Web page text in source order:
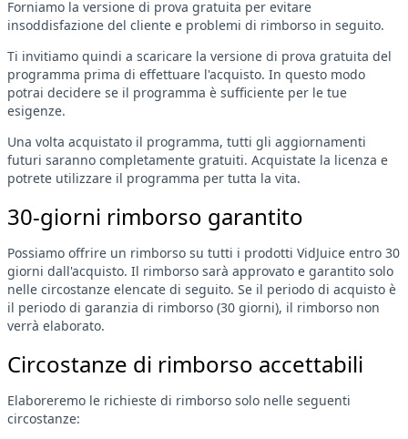
Forniamo la versione di prova gratuita per evitare
insoddisfazione del cliente e problemi di rimborso in seguito.
Ti invitiamo quindi a scaricare la versione di prova gratuita del
programma prima di effettuare l'acquisto. In questo modo
potrai decidere se il programma è sufficiente per le tue
esigenze.
Una volta acquistato il programma, tutti gli aggiornamenti
futuri saranno completamente gratuiti. Acquistate la licenza e
potrete utilizzare il programma per tutta la vita.
30-giorni rimborso garantito
Possiamo offrire un rimborso su tutti i prodotti VidJuice entro 30
giorni dall'acquisto. Il rimborso sarà approvato e garantito solo
nelle circostanze elencate di seguito. Se il periodo di acquisto è
il periodo di garanzia di rimborso (30 giorni), il rimborso non
verrà elaborato.
Circostanze di rimborso accettabili
Elaboreremo le richieste di rimborso solo nelle seguenti
circostanze: